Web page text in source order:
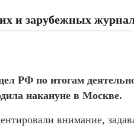
и зарубежных
РФ по итогам
накануне в Москве.
внимание,